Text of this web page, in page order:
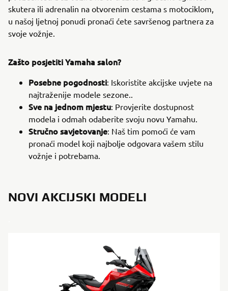
skutera ili adrenalin na otvorenim cestama s motociklom,
u našoj ljetnoj ponudi pronaći ćete savršenog partnera za
svoje vožnje.
Zašto posjetiti Yamaha salon?
Posebne pogodnosti: Iskoristite akcijske uvjete na
najtraženije modele sezone..
Sve na jednom mjestu: Provjerite dostupnost
modela i odmah odaberite svoju novu Yamahu.
Stručno savjetovanje: Naš tim pomoći će vam
pronaći model koji najbolje odgovara vašem stilu
vožnje i potrebama.
NOVI AKCIJSKI MODELI